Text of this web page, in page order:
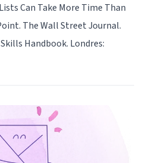
Can Take More Time Than
The Wall Street Journal.
Handbook. Londres: